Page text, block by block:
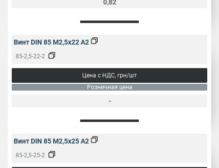
0,82
Винт DIN 85 M2,5x22 A2
85-2,5-22-2
Цена с НДС, грн/шт
Розничная цена
-
Винт DIN 85 M2,5x25 A2
85-2,5-25-2